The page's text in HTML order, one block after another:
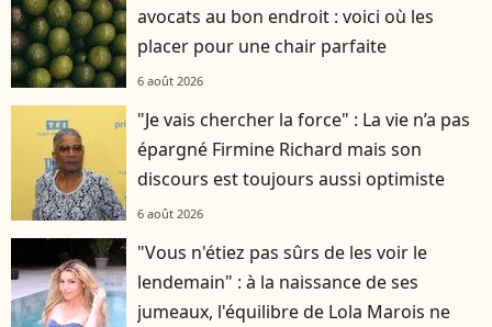
avocats au bon endroit : voici où les
placer pour une chair parfaite
6 août 2026
"Je vais chercher la force" : La vie n’a pas
épargné Firmine Richard mais son
discours est toujours aussi optimiste
6 août 2026
"Vous n'étiez pas sûrs de les voir le
lendemain" : à la naissance de ses
jumeaux, l'équilibre de Lola Marois ne